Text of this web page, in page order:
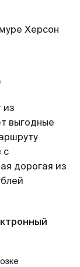
из
выгодные
с
дорогая из